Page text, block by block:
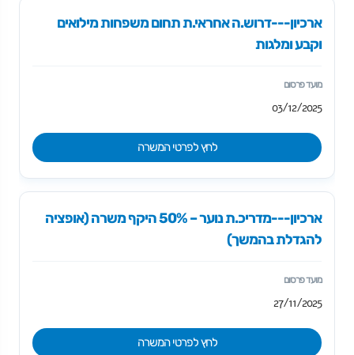
ארכיון---דרוש.ה אחראי.ת תחום משפחות מילואים
וקבע ומלגות
03/12/2025
לחץ לפרטי המשרה
ארכיון---מדריכ.ת נוער – 50% היקף משרה (אופציה
להגדלת בהמשך)
27/11/2025
לחץ לפרטי המשרה